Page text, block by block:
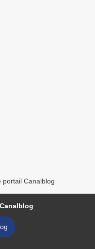
portail Canalblog